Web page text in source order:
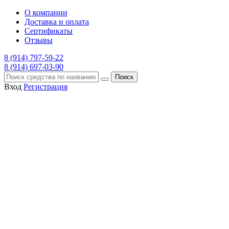
О компании
Доставка и оплата
Сертификаты
Отзывы
8 (914) 797-59-22
8 (914) 697-03-90
Поиск
Вход Регистрация